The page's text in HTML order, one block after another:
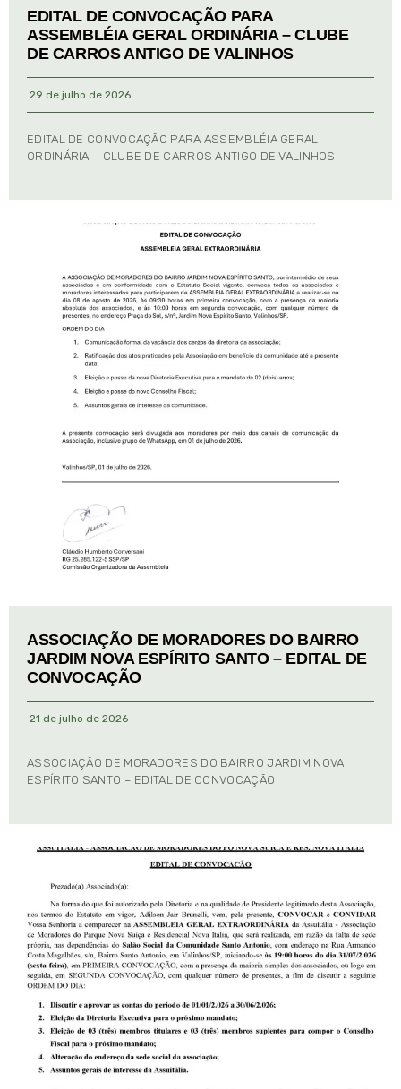
EDITAL DE CONVOCAÇÃO PARA
ASSEMBLÉIA GERAL ORDINÁRIA – CLUBE
DE CARROS ANTIGO DE VALINHOS
29 de julho de 2026
EDITAL DE CONVOCAÇÃO PARA ASSEMBLÉIA GERAL
ORDINÁRIA – CLUBE DE CARROS ANTIGO DE VALINHOS
ASSOCIAÇÃO DE MORADORES DO BAIRRO
JARDIM NOVA ESPÍRITO SANTO – EDITAL DE
CONVOCAÇÃO
21 de julho de 2026
ASSOCIAÇÃO DE MORADORES DO BAIRRO JARDIM NOVA
ESPÍRITO SANTO – EDITAL DE CONVOCAÇÃO